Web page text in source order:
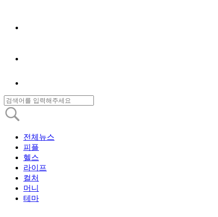
전체뉴스
피플
헬스
라이프
컬처
머니
테마